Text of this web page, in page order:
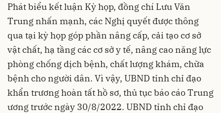
Phát biểu kết luận Kỳ họp, đồng chí Lưu Văn
Trung nhấn mạnh, các Nghị quyết được thông
qua tại kỳ họp góp phần nâng cấp, cải tạo cơ sở
vật chất, hạ tầng các cơ sở y tế, nâng cao năng lực
phòng chống dịch bệnh, chất lượng khám, chữa
bệnh cho người dân. Vì vậy, UBND tỉnh chỉ đạo
khẩn trương hoàn tất hồ sơ, thủ tục báo cáo Trung
ương trước ngày 30/8/2022. UBND tỉnh chỉ đạo